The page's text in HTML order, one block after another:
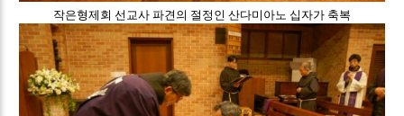
작은형제회 선교사 파견의 절정인 산다미아노 십자가 축복